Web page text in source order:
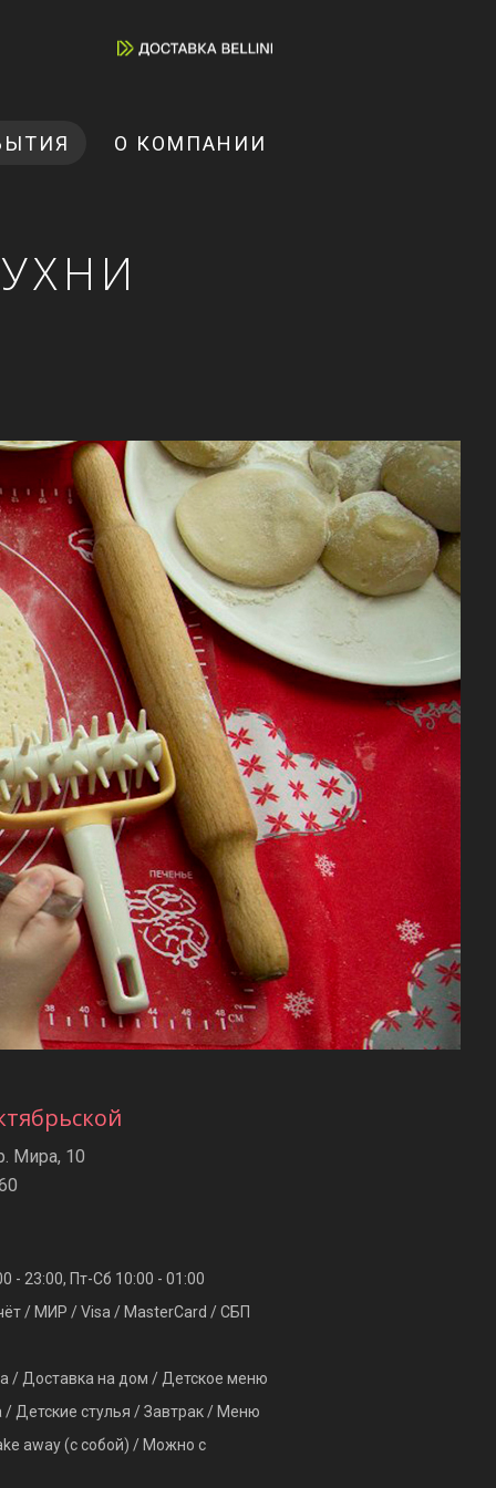
О КОМПАНИИ
Мира, 10
- 23:00, Пт-Сб 10:00 - 01:00
/ МИР / Visa / MasterCard / СБП
/ Доставка на дом / Детское меню
/ Детские стулья / Завтрак / Меню
away (с собой) / Можно с